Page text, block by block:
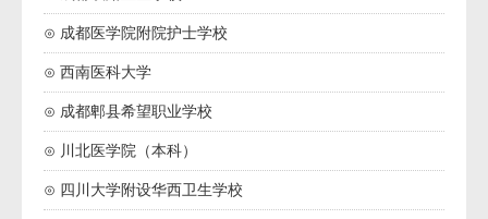
⊙ 成都医学院附院护士学校
⊙ 西南医科大学
⊙ 成都郫县希望职业学校
⊙ 川北医学院（本科）
⊙ 四川大学附设华西卫生学校